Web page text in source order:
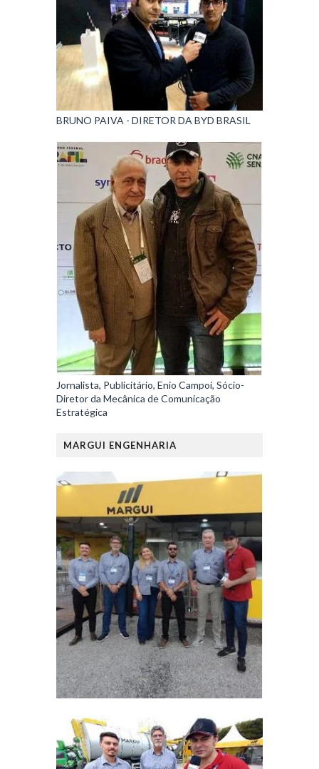
BRUNO PAIVA - DIRETOR DA BYD BRASIL
Jornalista, Publicitário, Enio Campoi, Sócio-
Diretor da Mecânica de Comunicação
Estratégica
MARGUI ENGENHARIA